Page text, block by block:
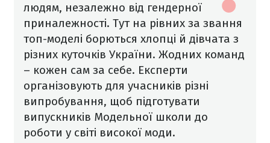
людям, незалежно від гендерної
приналежності. Тут на рівних за звання
топ-моделі борються хлопці й дівчата з
різних куточків України. Жодних команд
– кожен сам за себе. Експерти
організовують для учасників різні
випробування, щоб підготувати
випускників Модельної школи до
роботи у світі високої моди.